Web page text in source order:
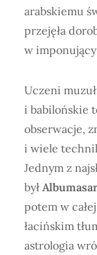
arabskiemu
przejęła
w imponujący
Uczeni
i babilońskie
obserwacje,
i wiele
Jednym z
był Albumasar
potem w
łacińskim
astrologia